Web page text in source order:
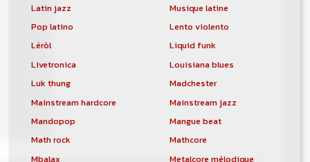
Latin jazz
Musique latine
Pop latino
Lento violento
Léròl
Liquid funk
Livetronica
Louisiana blues
Luk thung
Madchester
Mainstream hardcore
Mainstream jazz
Mandopop
Mangue beat
Math rock
Mathcore
Mbalax
Metalcore mélodique